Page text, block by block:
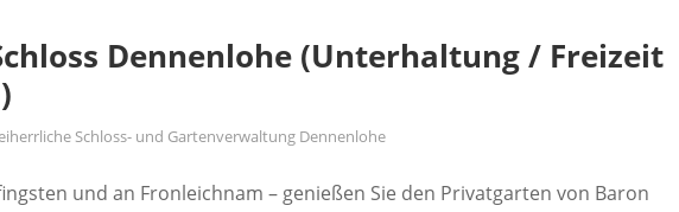
Dennenlohe (Unterhaltung / Freizeit
Schloss- und Gartenverwaltung Dennenlohe
und an Fronleichnam – genießen Sie den Privatgarten von Baron